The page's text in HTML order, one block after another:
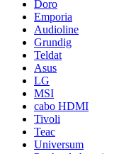
Doro
Emporia
Audioline
Grundig
Teldat
Asus
LG
MSI
cabo HDMI
Tivoli
Teac
Universum